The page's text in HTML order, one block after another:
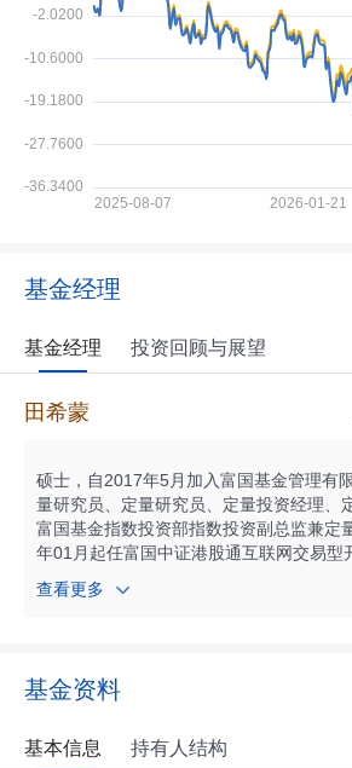
基金经理
基金经理 投资回顾与展望
田希蒙
硕士，自2017年5月加入富国基金管理有
量研究员、定量研究员、定量投资经理、
富国基金指数投资部指数投资副总监兼定
年01月起任富国中证港股通互联网交易型
基金发起式联接基金基金经理；自2023年
股通互联网交易型开放式指数证券投资基
股通创新药及医疗保健交易型开放式指数
理；自2023年12月起任富国恒生港股通创
年10月起任富国大盘价值量化精选混合型
查看更多
基金资料
基本信息 持有人结构